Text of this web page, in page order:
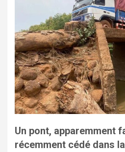
Un pont, apparemment
récemment cédé dans